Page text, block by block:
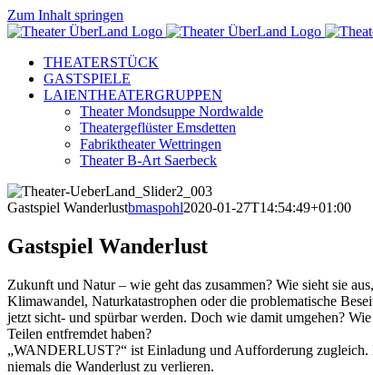
Zum Inhalt springen
THEATERSTÜCK
GASTSPIELE
LAIENTHEATERGRUPPEN
Theater Mondsuppe Nordwalde
Theatergeflüster Emsdetten
Fabriktheater Wettringen
Theater B-Art Saerbeck
Gastspiel Wanderlustbmaspohl2020-01-27T14:54:49+01:00
Gastspiel Wanderlust
Zukunft und Natur – wie geht das zusammen? Wie sieht sie
Klimawandel, Naturkatastrophen oder die problematische
jetzt sicht- und spürbar werden. Doch wie damit umgehen?
Teilen entfremdet haben?
„WANDERLUST?“ ist Einladung und Aufforderung
niemals die Wanderlust zu verlieren.